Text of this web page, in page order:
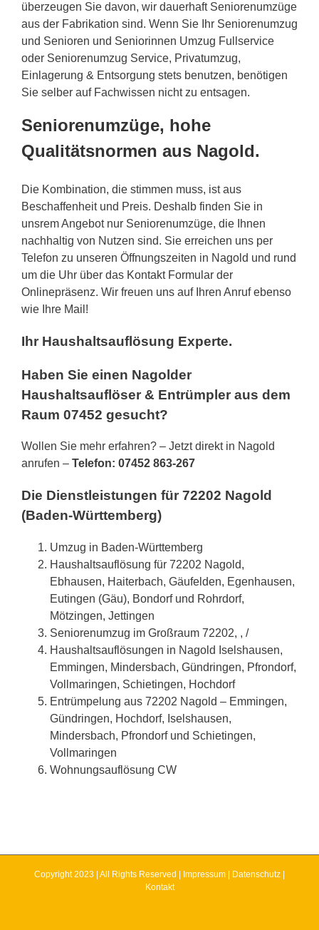
überzeugen Sie davon, wir dauerhaft Seniorenumzüge
aus der Fabrikation sind. Wenn Sie Ihr Seniorenumzug
und Senioren und Seniorinnen Umzug Fullservice
oder Seniorenumzug Service, Privatumzug,
Einlagerung & Entsorgung stets benutzen, benötigen
Sie selber auf Fachwissen nicht zu entsagen.
Seniorenumzüge, hohe
Qualitätsnormen aus Nagold.
Die Kombination, die stimmen muss, ist aus
Beschaffenheit und Preis. Deshalb finden Sie in
unsrem Angebot nur Seniorenumzüge, die Ihnen
nachhaltig von Nutzen sind. Sie erreichen uns per
Telefon zu unseren Öffnungszeiten in Nagold und rund
um die Uhr über das Kontakt Formular der
Onlinepräsenz. Wir freuen uns auf Ihren Anruf ebenso
wie Ihre Mail!
Ihr Haushaltsauflösung Experte.
Haben Sie einen Nagolder
Haushaltsauflöser & Entrümpler aus dem
Raum 07452 gesucht?
Wollen Sie mehr erfahren? – Jetzt direkt in Nagold
anrufen – Telefon: 07452 863-267
Die Dienstleistungen für 72202 Nagold
(Baden-Württemberg)
Umzug in Baden-Württemberg
Haushaltsauflösung für 72202 Nagold,
Ebhausen, Haiterbach, Gäufelden, Egenhausen,
Eutingen (Gäu), Bondorf und Rohrdorf,
Mötzingen, Jettingen
Seniorenumzug im Großraum 72202, , /
Haushaltsauflösungen in Nagold Iselshausen,
Emmingen, Mindersbach, Gündringen, Pfrondorf,
Vollmaringen, Schietingen, Hochdorf
Entrümpelung aus 72202 Nagold – Emmingen,
Gündringen, Hochdorf, Iselshausen,
Mindersbach, Pfrondorf und Schietingen,
Vollmaringen
Wohnungsauflösung CW
Copyright 2023 | All Rights Reserved | Impressum | Datenschutz |
Kontakt